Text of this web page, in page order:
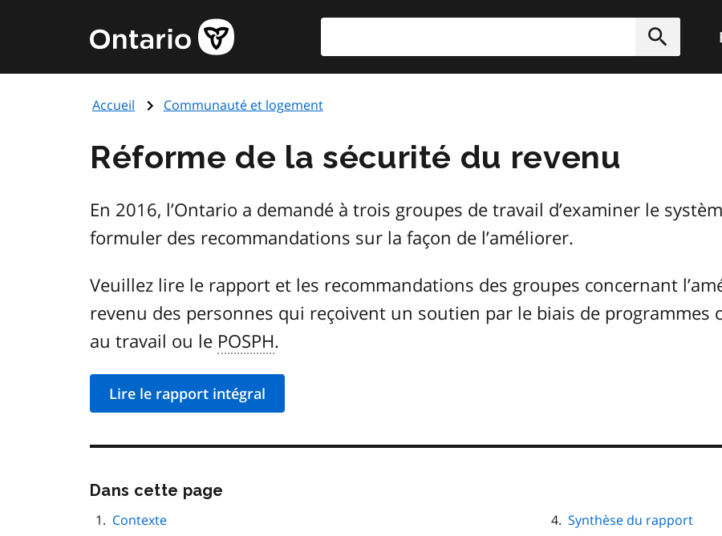
principal
Page
d'accueil
de
Accueil Communauté et logement
Réforme de la sécurité du revenu
En 2016, l’Ontario a demandé à trois groupes de travail d’examiner le
formuler des recommandations sur la façon de l’améliorer.
Veuillez lire le rapport et les recommandations des groupes concernant
revenu des personnes qui reçoivent un soutien par le biais de programmes
au travail ou le POSPH.
Lire le rapport intégral
Dans cette page
Contexte
Synthèse du rapport